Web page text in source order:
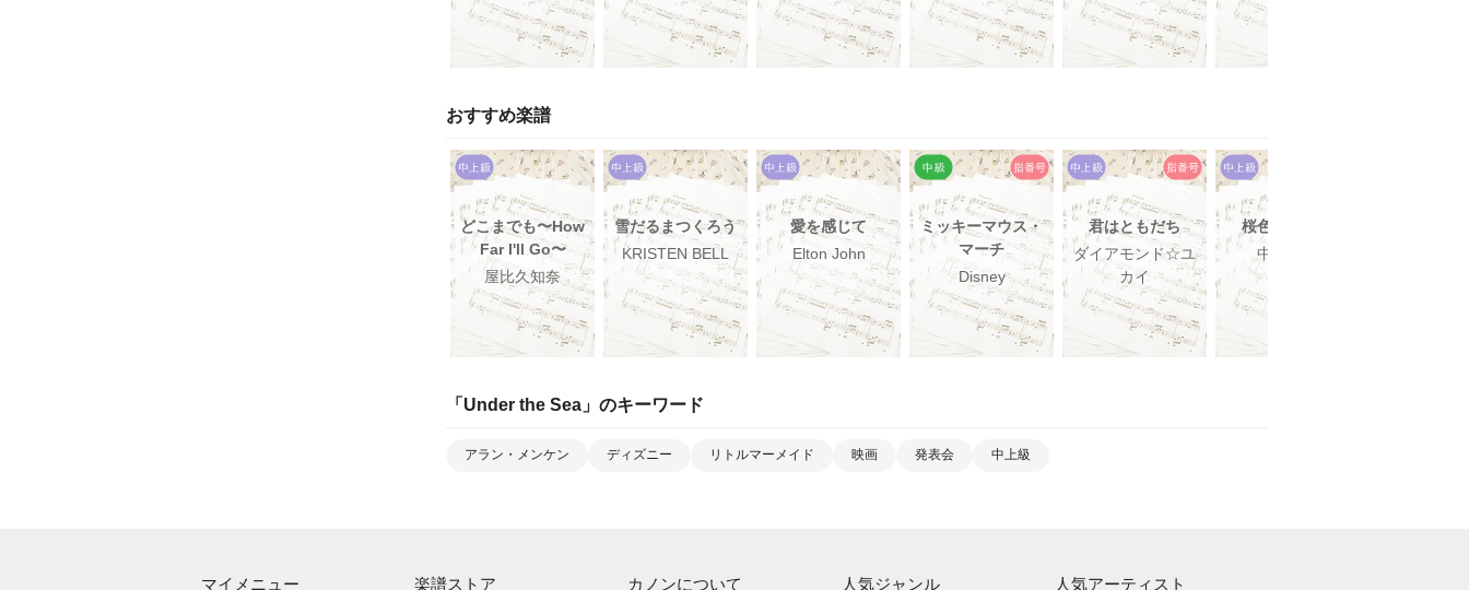
おすすめ楽譜
どこまでも〜How
Far I'll Go〜
屋比久知奈
雪だるまつくろう
KRISTEN BELL
愛を感じて
Elton John
ミッキーマウス・
マーチ
Disney
君はともだち
ダイアモンド☆ユ
カイ
桜色舞うころ
中島美嘉
「 Under the Sea 」のキーワード
アラン・メンケン ディズニー リトルマーメイド 映画 発表会 中上級
マイメニュー 楽譜ストア カノンについて 人気ジャンル 人気アーティスト